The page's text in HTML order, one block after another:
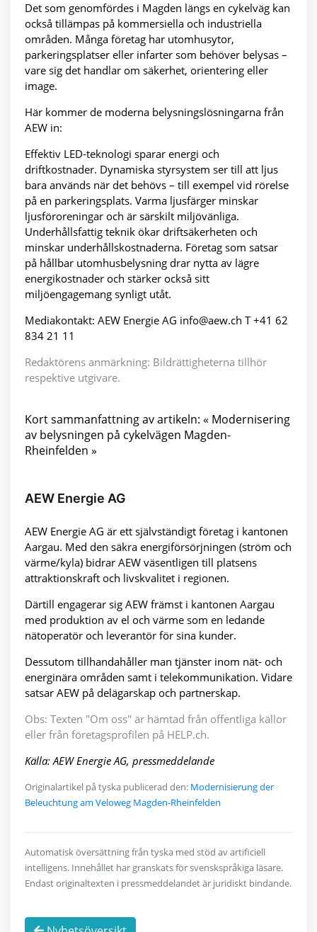
Det som genomfördes i Magden längs en cykelväg kan
också tillämpas på kommersiella och industriella
områden. Många företag har utomhusytor,
parkeringsplatser eller infarter som behöver belysas –
vare sig det handlar om säkerhet, orientering eller
image.
Här kommer de moderna belysningslösningarna från
AEW in:
Effektiv LED-teknologi sparar energi och
driftkostnader. Dynamiska styrsystem ser till att ljus
bara används när det behövs – till exempel vid rörelse
på en parkeringsplats. Varma ljusfärger minskar
ljusföroreningar och är särskilt miljövänliga.
Underhållsfattig teknik ökar driftsäkerheten och
minskar underhållskostnaderna. Företag som satsar
på hållbar utomhusbelysning drar nytta av lägre
energikostnader och stärker också sitt
miljöengagemang synligt utåt.
Mediakontakt: AEW Energie AG info@aew.ch T +41 62
834 21 11
Redaktörens anmärkning: Bildrättigheterna tillhör
respektive utgivare.
Kort sammanfattning av artikeln: « Modernisering
av belysningen på cykelvägen Magden-
Rheinfelden »
AEW Energie AG
AEW Energie AG är ett självständigt företag i kantonen
Aargau. Med den säkra energiförsörjningen (ström och
värme/kyla) bidrar AEW väsentligen till platsens
attraktionskraft och livskvalitet i regionen.
Därtill engagerar sig AEW främst i kantonen Aargau
med produktion av el och värme som en ledande
nätoperatör och leverantör för sina kunder.
Dessutom tillhandahåller man tjänster inom nät- och
energinära områden samt i telekommunikation. Vidare
satsar AEW på delägarskap och partnerskap.
Obs: Texten "Om oss" är hämtad från offentliga källor
eller från företagsprofilen på HELP.ch.
Källa: AEW Energie AG, pressmeddelande
Originalartikel på tyska publicerad den: Modernisierung der
Beleuchtung am Veloweg Magden-Rheinfelden
Automatisk översättning från tyska med stöd av artificiell
intelligens. Innehållet har granskats för svenskspråkiga läsare.
Endast originaltexten i pressmeddelandet är juridiskt bindande.